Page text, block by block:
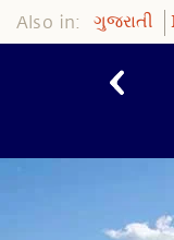
Also in: ગુજરાતી